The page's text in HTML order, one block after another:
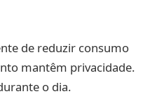
de reduzir consumo
mantêm privacidade.
o dia.